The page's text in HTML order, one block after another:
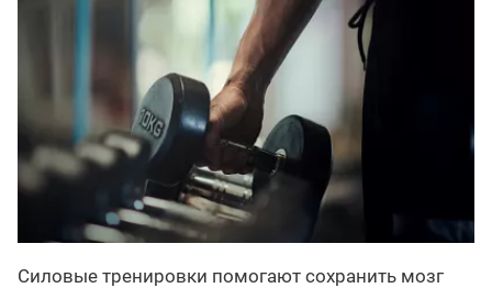
Силовые тренировки помогают сохранить мозг